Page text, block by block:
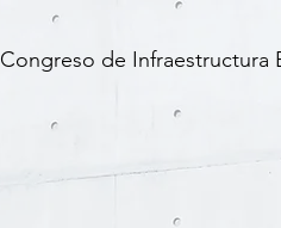
Congreso de Infraestructura